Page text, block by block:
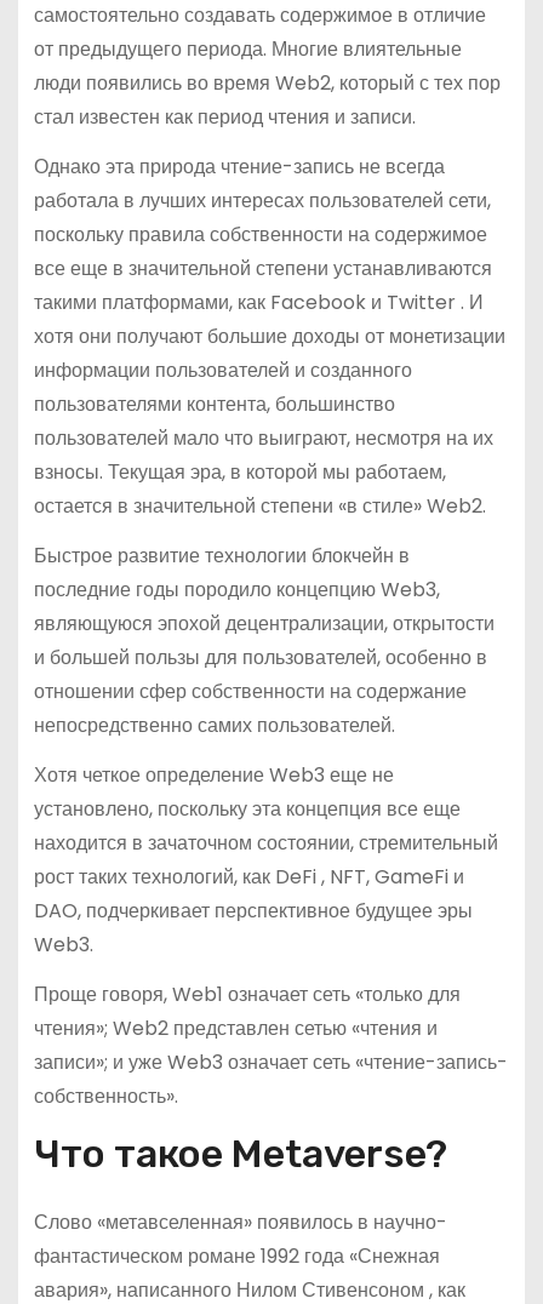
самостоятельно создавать содержимое в отличие
от предыдущего периода. Многие влиятельные
люди появились во время Web2, который с тех пор
стал известен как период чтения и записи.
Однако эта природа чтение-запись не всегда
работала в лучших интересах пользователей сети,
поскольку правила собственности на содержимое
все еще в значительной степени устанавливаются
такими платформами, как Facebook и Twitter . И
хотя они получают большие доходы от монетизации
информации пользователей и созданного
пользователями контента, большинство
пользователей мало что выиграют, несмотря на их
взносы. Текущая эра, в которой мы работаем,
остается в значительной степени «в стиле» Web2.
Быстрое развитие технологии блокчейн в
последние годы породило концепцию Web3,
являющуюся эпохой децентрализации, открытости
и большей пользы для пользователей, особенно в
отношении сфер собственности на содержание
непосредственно самих пользователей.
Хотя четкое определение Web3 еще не
установлено, поскольку эта концепция все еще
находится в зачаточном состоянии, стремительный
рост таких технологий, как DeFi , NFT, GameFi и
DAO, подчеркивает перспективное будущее эры
Web3.
Проще говоря, Web1 означает сеть «только для
чтения»; Web2 представлен сетью «чтения и
записи»; и уже Web3 означает сеть «чтение-запись-
собственность».
Что такое Metaverse?
Слово «метавселенная» появилось в научно-
фантастическом романе 1992 года «Снежная
авария», написанного Нилом Стивенсоном , как